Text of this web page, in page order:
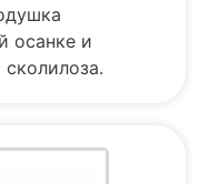
осанке и